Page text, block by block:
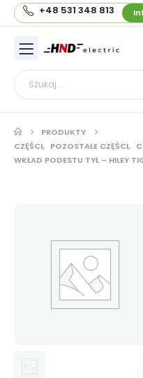
+48 531 348 813
PRODUKTY
CZĘŚCI, POZOSTAŁE CZĘŚCI,
WKŁAD PODESTU TYŁ – HILEY